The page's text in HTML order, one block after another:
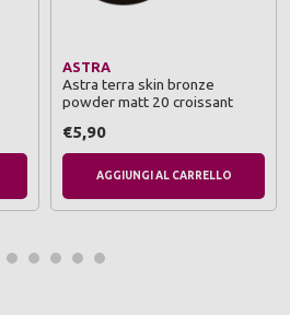
ASTRA
Astra terra skin bronze
powder matt 20 croissant
€5,90
AGGIUNGI AL CARRELLO